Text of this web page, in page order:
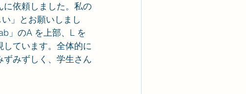
に依頼しました。私の
」とお願いしまし
」のA を上部、L を
ています。全体的に
みずしく、学生さん